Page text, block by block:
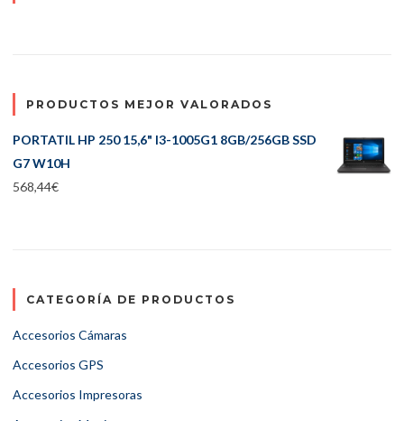
PRODUCTOS MEJOR VALORADOS
PORTATIL HP 250 15,6" I3-1005G1 8GB/256GB SSD
G7 W10H
568,44€
CATEGORÍA DE PRODUCTOS
Accesorios Cámaras
Accesorios GPS
Accesorios Impresoras